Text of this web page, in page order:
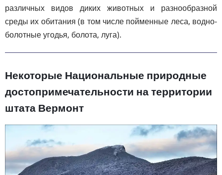
различных видов диких животных и разнообразной
среды их обитания (в том числе пойменные леса, водно-
болотные угодья, болота, луга).
Некоторые Национальные природные
достопримечательности на территории
штата Вермонт